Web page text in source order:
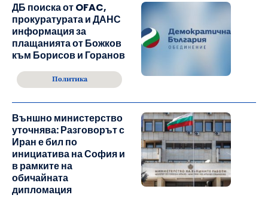
ДБ поиска от OFAC,
прокуратурата и ДАНС
информация за
плащанията от Божков
към Борисов и Горанов
Политика
Външно министерство
уточнява: Разговорът с
Иран е бил по
инициатива на София и
в рамките на
обичайната
дипломация